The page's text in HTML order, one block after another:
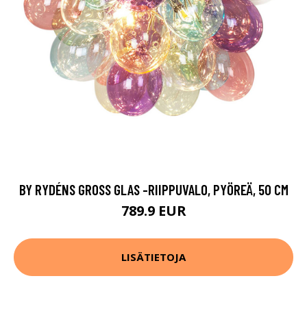
BY RYDÉNS GROSS GLAS -RIIPPUVALO, PYÖREÄ, 50 CM
789.9 EUR
LISÄTIETOJA